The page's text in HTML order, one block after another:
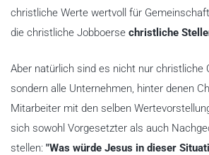
christliche Werte wertvoll für
die christliche Jobboerse christliche
Aber natürlich sind es nicht nur christliche
sondern alle Unternehmen, hinter denen
Mitarbeiter mit den selben
sich sowohl Vorgesetzter als auch
stellen: "Was würde Jesus in dieser